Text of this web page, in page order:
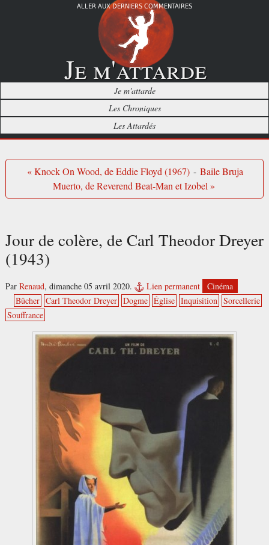
ALLER AUX DERNIERS COMMENTAIRES
Je m'attarde
Je m'attarde
Les Chroniques
Les Attardés
« Knock On Wood, de Eddie Floyd (1967) - Baile Bruja
Muerto, de Reverend Beat-Man et Izobel »
Jour de colère, de Carl Theodor Dreyer
(1943)
Par Renaud, dimanche 05 avril 2020. Lien permanent
Cinéma
Bûcher Carl Theodor Dreyer Dogme Église Inquisition Sorcellerie
Souffrance